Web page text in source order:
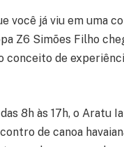
você já viu em uma
Z6 Simões Filho
conceito de
das 8h às 17h, o Aratu
de canoa